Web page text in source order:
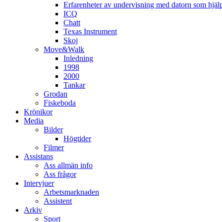
Erfarenheter av undervisning med datorn som
ICQ
Chatt
Texas Instrument
Skoj
Move&Walk
Inledning
1998
2000
Tankar
Grodan
Fiskeboda
Krönikor
Media
Bilder
Högtider
Filmer
Assistans
Ass allmän info
Ass frågor
Intervjuer
Arbetsmarknaden
Assistent
Arkiv
Sport